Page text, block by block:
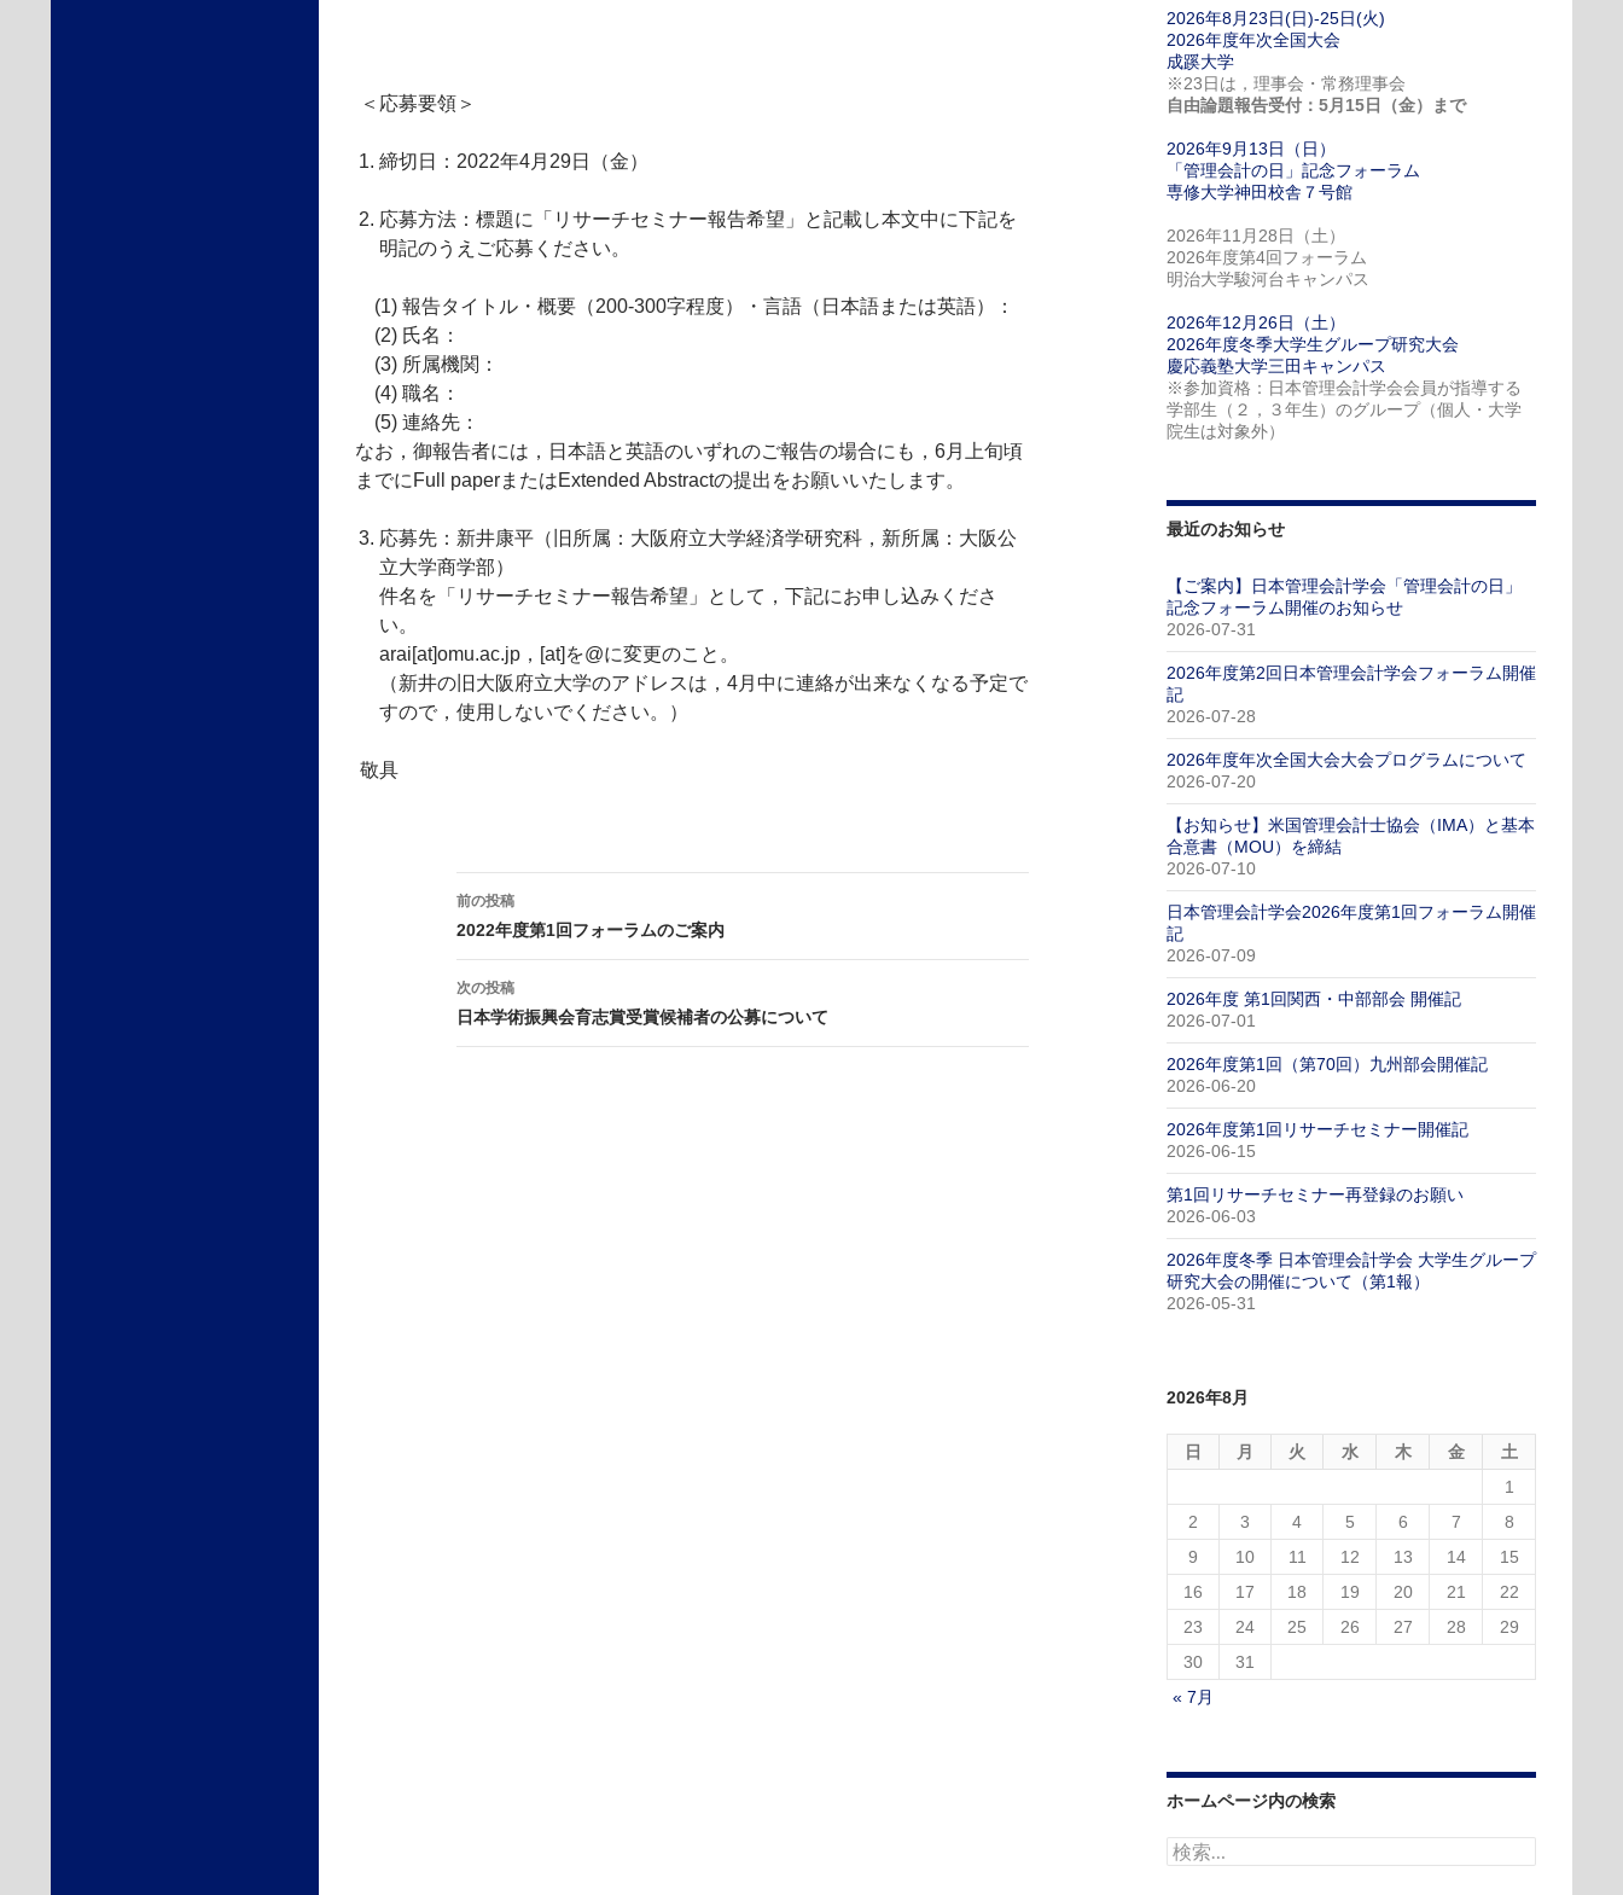
＜応募要領＞
締切日：2022年4月29日（金）
応募方法：標題に「リサーチセミナー報告希望」と記載し本文中に下記を
明記のうえご応募ください。
(1) 報告タイトル・概要（200-300字程度）・言語（日本語または英語）：
(2) 氏名：
(3) 所属機関：
(4) 職名：
(5) 連絡先：
なお，御報告者には，日本語と英語のいずれのご報告の場合にも，6月上旬頃
までにFull paperまたはExtended Abstractの提出をお願いいたします。
応募先：新井康平（旧所属：大阪府立大学経済学研究科，新所属：大阪公
立大学商学部）
件名を「リサーチセミナー報告希望」として，下記にお申し込みくださ
い。
arai[at]omu.ac.jp，[at]を@に変更のこと。
（新井の旧大阪府立大学のアドレスは，4月中に連絡が出来なくなる予定で
すので，使用しないでください。）
敬具
稿
ナ
ゲ
ー
前の投稿
2022年度第1回フォーラムのご案内
次の投稿
日本学術振興会育志賞受賞候補者の公募について
2026年8月23日(日)-25日(火)
2026年度年次全国大会
成蹊大学
※23日は，理事会・常務理事会
自由論題報告受付：5月15日（金）まで
2026年9月13日（日）
「管理会計の日」記念フォーラム
専修大学神田校舎７号館
2026年11月28日（土）
2026年度第4回フォーラム
明治大学駿河台キャンパス
2026年12月26日（土）
2026年度冬季大学生グループ研究大会
慶応義塾大学三田キャンパス
※参加資格：日本管理会計学会会員が指導する
学部生（２，３年生）のグループ（個人・大学
院生は対象外）
最近のお知らせ
【ご案内】日本管理会計学会「管理会計の日」
記念フォーラム開催のお知らせ
2026-07-31
2026年度第2回日本管理会計学会フォーラム開催
記
2026-07-28
2026年度年次全国大会大会プログラムについて
2026-07-20
【お知らせ】米国管理会計士協会（IMA）と基本
合意書（MOU）を締結
2026-07-10
日本管理会計学会2026年度第1回フォーラム開催
記
2026-07-09
2026年度 第1回関西・中部部会 開催記
2026-07-01
2026年度第1回（第70回）九州部会開催記
2026-06-20
2026年度第1回リサーチセミナー開催記
2026-06-15
第1回リサーチセミナー再登録のお願い
2026-06-03
2026年度冬季 日本管理会計学会 大学生グループ
研究大会の開催について（第1報）
2026-05-31
2026年8月
日 月 火 水 木 金
土
1
2
3 4 5 6 7
8
9
10 11 12 13 14
15
16
17 18 19 20 21
22
23
24 25 26 27 28
29
30
31
« 7月
ホームページ内の検索
検
索: